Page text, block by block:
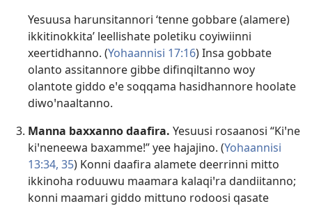
Yesuusa harunsitannori ‘tenne gobbare (alamere)
ikkitinokkita’ leellishate poletiku coyiwiinni
xeertidhanno. (Yohaannisi 17:16) Insa gobbate
olanto assitannore gibbe difinqiltanno woy
olantote giddo eꞌe soqqama hasidhannore hoolate
diwoꞌnaaltanno.
Manna baxxanno daafira. Yesuusi rosaanosi “Kiꞌne
kiꞌneneewa baxamme!” yee hajajino. (Yohaannisi
13:34, 35) Konni daafira alamete deerrinni mitto
ikkinoha roduuwu maamara kalaqiꞌra dandiitanno;
konni maamari giddo mittuno rodoosi qasate